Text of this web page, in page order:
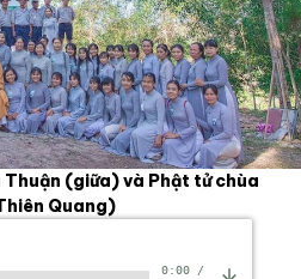
(giữa) và Phật tử chùa
Quang)
0:00/